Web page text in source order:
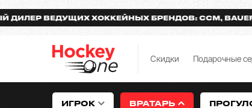
ВЕДУЩИХ ХОККЕЙНЫХ БРЕНДОВ: CCM, BAUER,
Скидки Подарочные
ИГРОК ВРАТАРЬ